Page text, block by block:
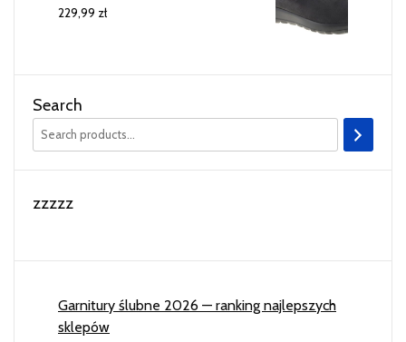
229,99 zł
Search
zzzzz
Garnitury ślubne 2026 — ranking najlepszych
sklepów